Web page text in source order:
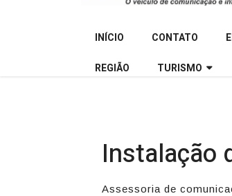
INÍCIO CONTATO
REGIÃO TURISMO
Instalação
Assessoria de